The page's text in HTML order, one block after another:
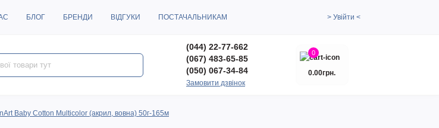
БЛОГ БРЕНДИ ВІДГУКИ ПОСТАЧАЛЬНИКАМ > Увійти <
(044) 22-77-662
(067) 483-65-85
(050) 067-34-84
Замовити дзвінок
0
0.00грн.
Baby Cotton Multicolor (акрил, вовна) 50г-165м